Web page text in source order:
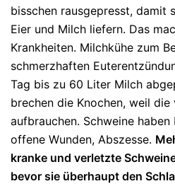
bisschen rausgepresst, damit
Eier und Milch liefern. Das
Krankheiten. Milchkühe zum
schmerzhaften
Tag bis zu 60 Liter Milch
brechen die Knochen, weil die
aufbrauchen. Schweine
offene Wunden, Abszesse.
kranke und verletzte
bevor sie überhaupt den